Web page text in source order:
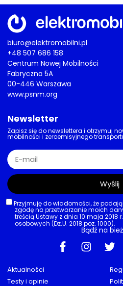
AKTUALNOŚCI, BIZNES,RYNEK,
Wolfsburg szuka oszczędności
Volkswagen szykuje
redukcję
etatów mniej?
27/06/2026
Brytyjska legenda nad Wisłą
Lotus oficjalnie
Ponad 950 KM za
złotych
26/06/2026
Infrastruktura drogowa
Podlaska w godzinę